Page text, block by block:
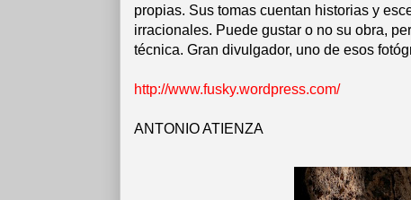
propias. Sus tomas cuentan historias y
irracionales. Puede gustar o no su obra,
técnica. Gran divulgador, uno de esos
http://www.fusky.wordpress.com/
ANTONIO ATIENZA